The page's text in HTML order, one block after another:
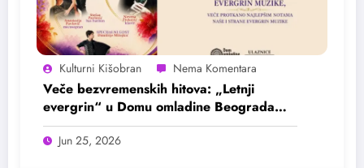
Kulturni Kišobran
Veče bezvremenskih hitova: „Letnji
evergrin“ u Domu omladine Beograda
25. juna
Jun 25, 2026